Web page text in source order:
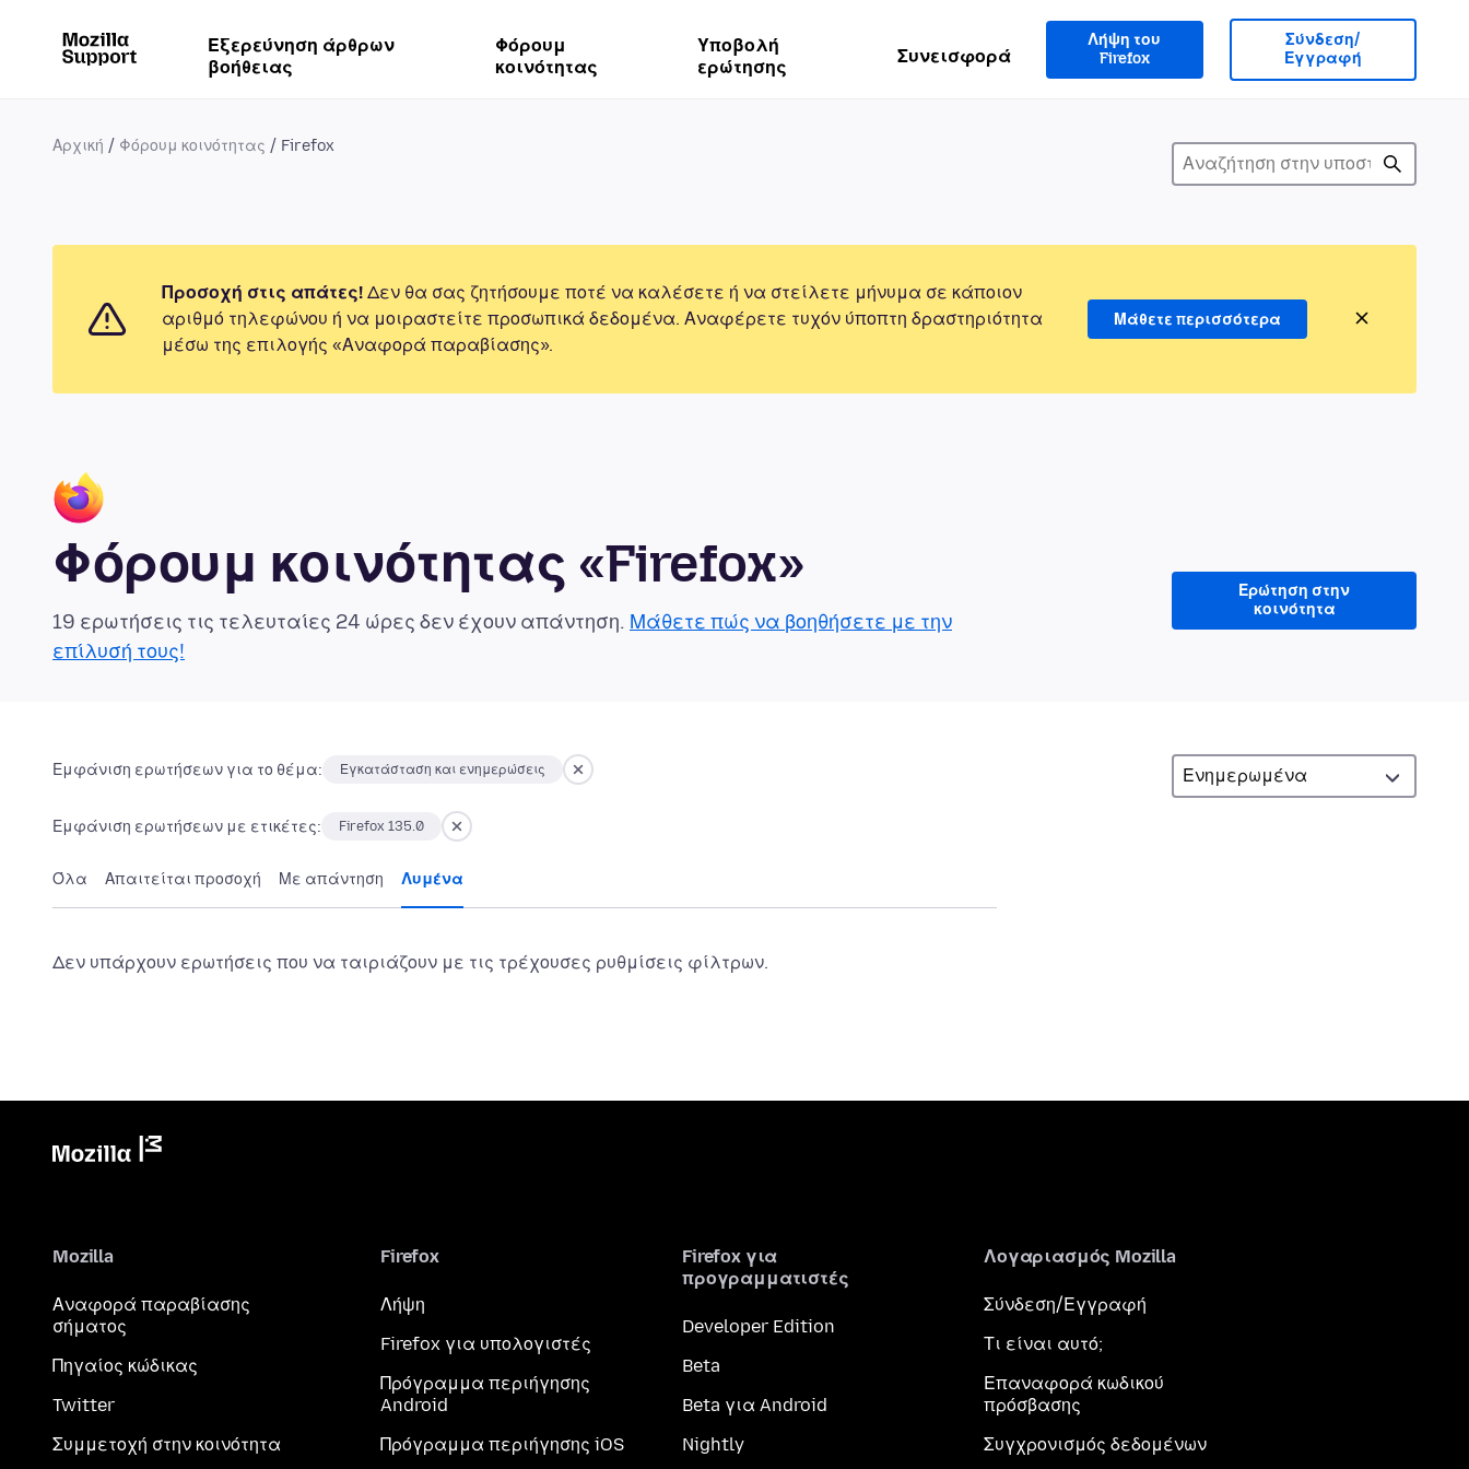
Εξερεύνηση άρθρων
βοήθειας
Φόρουμ
κοινότητας
Υποβολή
ερώτησης
Συνεισφορά
Λήψη του
Firefox
Σύνδεση/
Εγγραφή
Αρχική Φόρουμ κοινότητας Firefox
Προσοχή στις απάτες! Δεν θα σας ζητήσουμε ποτέ να καλέσετε ή να στείλετε μήνυμα σε κάποιον
αριθμό τηλεφώνου ή να μοιραστείτε προσωπικά δεδομένα. Αναφέρετε τυχόν ύποπτη δραστηριότητα
μέσω της επιλογής «Αναφορά παραβίασης».
Μάθετε περισσότερα
Φόρουμ κοινότητας «Firefox»
19 ερωτήσεις τις τελευταίες 24 ώρες δεν έχουν απάντηση. Μάθετε πώς να βοηθήσετε με την
επίλυσή τους!
Ερώτηση στην
κοινότητα
Εμφάνιση ερωτήσεων για το θέμα: Εγκατάσταση και ενημερώσεις
Εμφάνιση ερωτήσεων με ετικέτες: Firefox 135.0
Όλα Απαιτείται προσοχή Με απάντηση Λυμένα
Δεν υπάρχουν ερωτήσεις που να ταιριάζουν με τις τρέχουσες ρυθμίσεις φίλτρων.
Mozilla
Αναφορά παραβίασης
σήματος
Πηγαίος κώδικας
Twitter
Συμμετοχή στην κοινότητα
Firefox
Λήψη
Firefox για υπολογιστές
Πρόγραμμα περιήγησης
Android
Πρόγραμμα περιήγησης iOS
Firefox για
προγραμματιστές
Developer Edition
Beta
Beta για Android
Nightly
Λογαριασμός Mozilla
Σύνδεση/Εγγραφή
Τι είναι αυτό;
Επαναφορά κωδικού
πρόσβασης
Συγχρονισμός δεδομένων